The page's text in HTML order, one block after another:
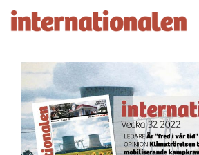
Hoppa